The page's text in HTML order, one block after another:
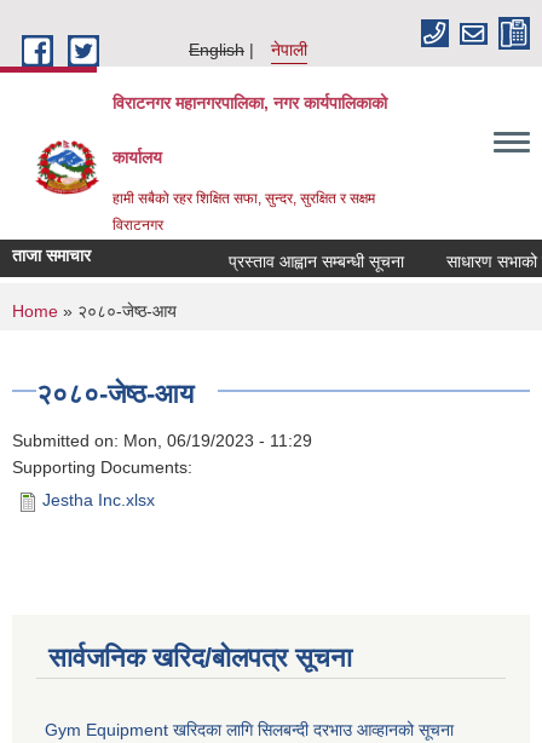
English
नेपाली
विराटनगर महानगरपालिका, नगर कार्यपालिकाको
कार्यालय
हामी सबैको रहर शिक्षित सफा, सुन्दर, सुरक्षित र सक्षम
विराटनगर
ताजा समाचार प्रस्ताव आह्वान सम्बन्धी सूचना साधारण
You are here
Home » २०८०-जेष्ठ-आय
२०८०-जेष्ठ-आय
Submitted on: Mon, 06/19/2023 - 11:29
Supporting Documents:
Jestha Inc.xlsx
सार्वजनिक खरिद/बोलपत्र सूचना
Gym Equipment खरिदका लागि सिलबन्दी दरभाउ आव्हानको सूचना